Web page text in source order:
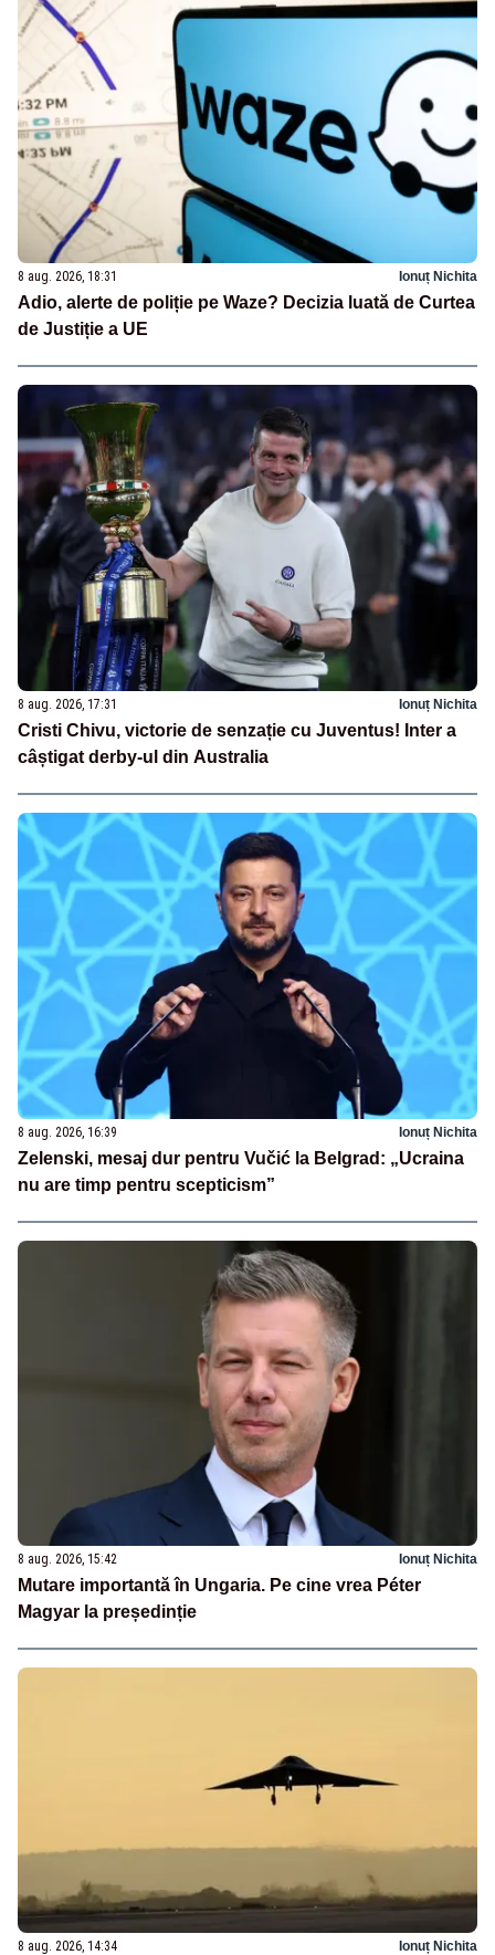
8 aug. 2026, 18:31 Ionuț Nichita
Adio, alerte de poliție pe Waze? Decizia luată de Curtea
de Justiție a UE
8 aug. 2026, 17:31 Ionuț Nichita
Cristi Chivu, victorie de senzație cu Juventus! Inter a
câștigat derby-ul din Australia
8 aug. 2026, 16:39 Ionuț Nichita
Zelenski, mesaj dur pentru Vučić la Belgrad: „Ucraina
nu are timp pentru scepticism”
8 aug. 2026, 15:42 Ionuț Nichita
Mutare importantă în Ungaria. Pe cine vrea Péter
Magyar la președinție
8 aug. 2026, 14:34 Ionuț Nichita